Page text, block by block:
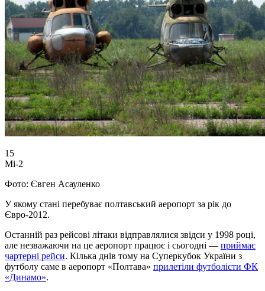
15
Мі-2
Фото: Євген Асауленко
У якому стані перебуває полтавський аеропорт за рік до
Євро-2012.
Останній раз рейсові літаки відправлялися звідси у 1998 році,
але незважаючи на це аеропорт працює і сьогодні — приймає
чартерні рейси. Кілька днів тому на Суперкубок України з
футболу саме в аеропорт «Полтава» прилетіли футболісти ФК
«Динамо».